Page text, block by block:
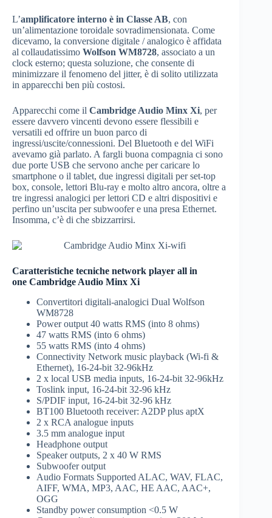
L’amplificatore interno è in Classe AB, con
un’alimentazione toroidale sovradimensionata. Come
dicevamo, la conversione digitale / analogico è affidata
al collaudatissimo Wolfson WM8728, associato a un
clock esterno; questa soluzione, che consente di
minimizzare il fenomeno del jitter, è di solito utilizzata
in apparecchi ben più costosi.
Apparecchi come il Cambridge Audio Minx Xi, per
essere davvero vincenti devono essere flessibili e
versatili ed offrire un buon parco di
ingressi/uscite/connessioni. Del Bluetooth e del WiFi
avevamo già parlato. A fargli buona compagnia ci sono
due porte USB che servono anche per caricare lo
smartphone o il tablet, due ingressi digitali per set-top
box, console, lettori Blu-ray e molto altro ancora, oltre a
tre ingressi analogici per lettori CD e altri dispositivi e
perfino un’uscita per subwoofer e una presa Ethernet.
Insomma, c’è di che sbizzarrirsi.
Caratteristiche tecniche network player all in
one Cambridge Audio Minx Xi
Convertitori digitali-analogici Dual Wolfson
WM8728
Power output 40 watts RMS (into 8 ohms)
47 watts RMS (into 6 ohms)
55 watts RMS (into 4 ohms)
Connectivity Network music playback (Wi-fi &
Ethernet), 16-24-bit 32-96kHz
2 x local USB media inputs, 16-24-bit 32-96kHz
Toslink input, 16-24-bit 32-96 kHz
S/PDIF input, 16-24-bit 32-96 kHz
BT100 Bluetooth receiver: A2DP plus aptX
2 x RCA analogue inputs
3.5 mm analogue input
Headphone output
Speaker outputs, 2 x 40 W RMS
Subwoofer output
Audio Formats Supported ALAC, WAV, FLAC,
AIFF, WMA, MP3, AAC, HE AAC, AAC+,
OGG
Standby power consumption <0.5 W